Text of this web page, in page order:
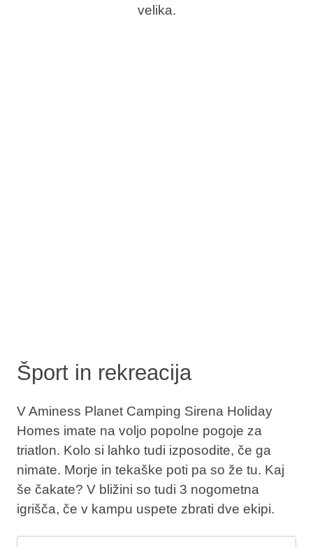
velika.
Šport in rekreacija
V Aminess Planet Camping Sirena Holiday
Homes imate na voljo popolne pogoje za
triatlon. Kolo si lahko tudi izposodite, če ga
nimate. Morje in tekaške poti pa so že tu. Kaj
še čakate? V bližini so tudi 3 nogometna
igrišča, če v kampu uspete zbrati dve ekipi.